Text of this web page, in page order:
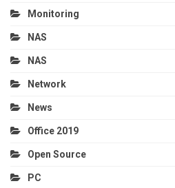
Monitoring
NAS
NAS
Network
News
Office 2019
Open Source
PC